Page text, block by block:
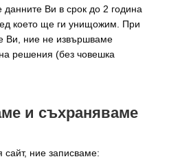
Ви в срок до 2 година
което ще ги унищожим. При
Ви, ние не извършваме
решения (без човешка
и съхраняваме
ние записваме: